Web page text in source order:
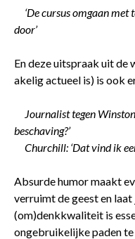
‘De cursus omgaan met
door’
En deze uitspraak uit de
akelig actueel is) is ook
Journalist tegen
beschaving?’
Churchill: ‘Dat vind ik
Absurde humor maakt
verruimt de geest en
(om)denkkwaliteit is
ongebruikelijke paden te